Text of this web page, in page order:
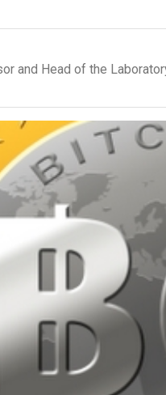
and Head of the